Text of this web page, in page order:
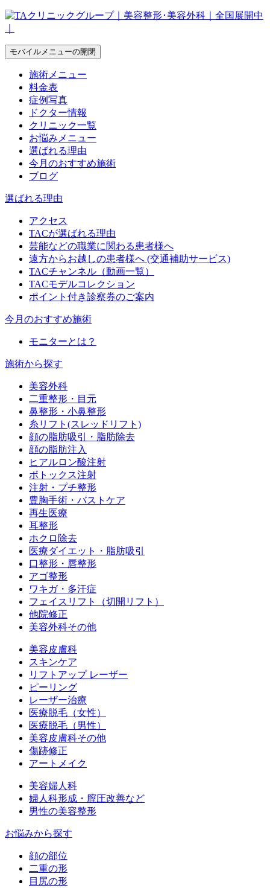
モバイルメニューの開閉
施術メニュー
料金表
症例写真
ドクター情報
クリニック一覧
お悩みメニュー
選ばれる理由
今月のおすすめ施術
ブログ
選ばれる理由
アクセス
TACが選ばれる理由
芸能などの職業に関わる患者様へ
遠方からお越しの患者様へ (交通補助サービス)
TACチャンネル（動画一覧）
TACモデルコレクション
ポイント付き診察券のご案内
今月のおすすめ施術
モニターとは？
施術から探す
美容外科
二重整形・目元
鼻整形・小鼻整形
糸リフト(スレッドリフト)
顔の脂肪吸引・脂肪除去
顔の脂肪注入
ヒアルロン酸注射
ボトックス注射
注射・プチ整形
豊胸手術・バストケア
再生医療
耳整形
ホクロ除去
医療ダイエット・脂肪吸引
口整形・唇整形
アゴ整形
ワキガ・多汗症
フェイスリフト（切開リフト）
他院修正
美容外科その他
美容皮膚科
スキンケア
リフトアップ レーザー
ピーリング
レーザー治療
医療脱毛（女性）
医療脱毛（男性）
美容皮膚科その他
傷跡修正
アートメイク
美容婦人科
婦人科形成・膣圧改善など
男性の美容整形
お悩みから探す
顔の部位
二重の形
目尻の形